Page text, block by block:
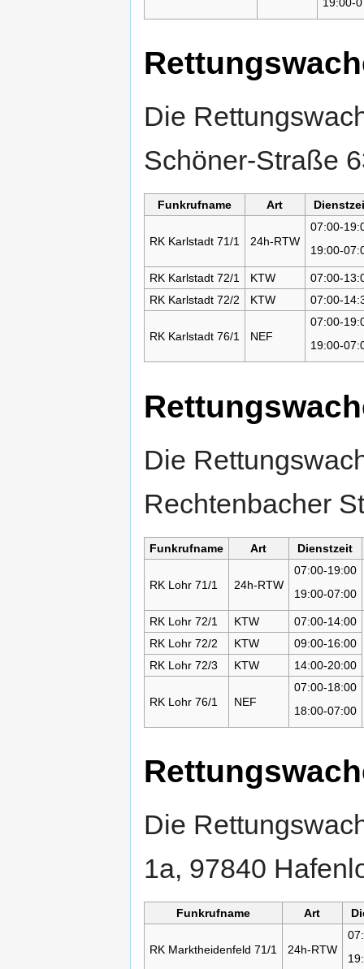
Die
Schöner-Straße
Funkrufname Art
RK Karlstadt 71/1 24h-RTW
07:00-
19:00-
RK Karlstadt 72/1 KTW
07:00-
RK Karlstadt 72/2
KTW 07:00-
RK Karlstadt 76/1 NEF
07:00-
19:00-
Die
Rechtenbacher
Funkrufname Art Dienstzeit
RK Lohr 71/1 24h-RTW
07:00-19:00
19:00-07:00
RK Lohr 72/1 KTW
07:00-14:00
RK Lohr 72/2
KTW
09:00-16:00
RK Lohr 72/3
KTW 14:00-20:00
RK Lohr 76/1 NEF
07:00-18:00
18:00-07:00
Die
1a, 97840
Funkrufname Art
RK Marktheidenfeld 71/1 24h-RTW